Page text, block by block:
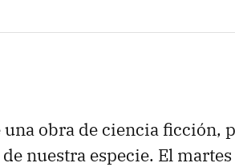
obra de ciencia ficción,
nuestra especie. El